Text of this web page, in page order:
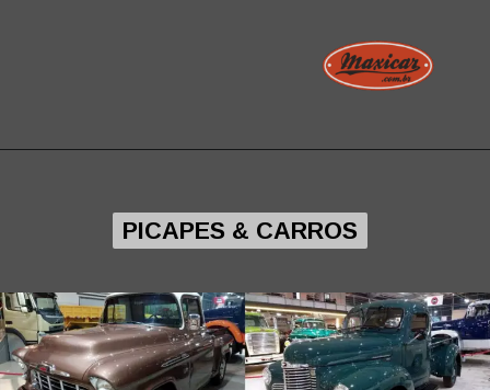
PICAPES & CARROS
PICAPES & CARROS